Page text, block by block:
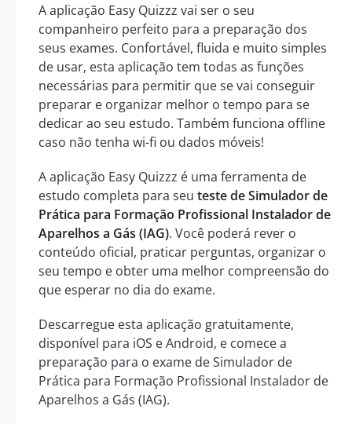
A aplicação Easy Quizzz vai ser o seu
companheiro perfeito para a preparação dos
seus exames. Confortável, fluida e muito simples
de usar, esta aplicação tem todas as funções
necessárias para permitir que se vai conseguir
preparar e organizar melhor o tempo para se
dedicar ao seu estudo. Também funciona offline
caso não tenha wi-fi ou dados móveis!
A aplicação Easy Quizzz é uma ferramenta de
estudo completa para seu teste de Simulador de
Prática para Formação Profissional Instalador de
Aparelhos a Gás (IAG). Você poderá rever o
conteúdo oficial, praticar perguntas, organizar o
seu tempo e obter uma melhor compreensão do
que esperar no dia do exame.
Descarregue esta aplicação gratuitamente,
disponível para iOS e Android, e comece a
preparação para o exame de Simulador de
Prática para Formação Profissional Instalador de
Aparelhos a Gás (IAG).